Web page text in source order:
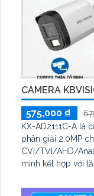
CAMERA
575,000 ₫
KX-AD2111C-A là
phân giải 2.0MP
CVI/TVI/AHD/Analog. Tính năng ánh sáng
minh kết hợp với